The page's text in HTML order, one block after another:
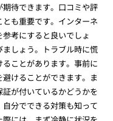
待できます。口コミや評
も重要です。インターネ
考にすると良いでしょ
しょう。トラブル時に慌
ことがあります。事前に
けることができます。ま
が付いているかどうかを
分でできる対策も知って